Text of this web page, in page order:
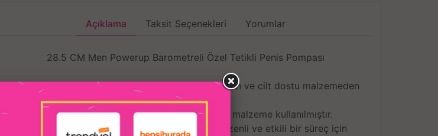
Açıklama Taksit Seçenekleri Yorumlar
28.5 CM Men Powerup Barometreli Özel Tetikli Penis Pompası
Tamamen sağlıklı, güvenli, kokusuz, toksik olmayan ve cilt dostu malzemeden
üretilmiştir,
Yüksek kaliteli tıbbi sınıf ABS+PVC+Silikon malzeme kullanılmıştır.
Silindir hazne içerisindeki hava kontrolünü, düzenli ve etkili bir süreç için